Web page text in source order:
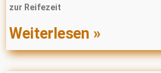
zur Reifezeit
Weiterlesen »